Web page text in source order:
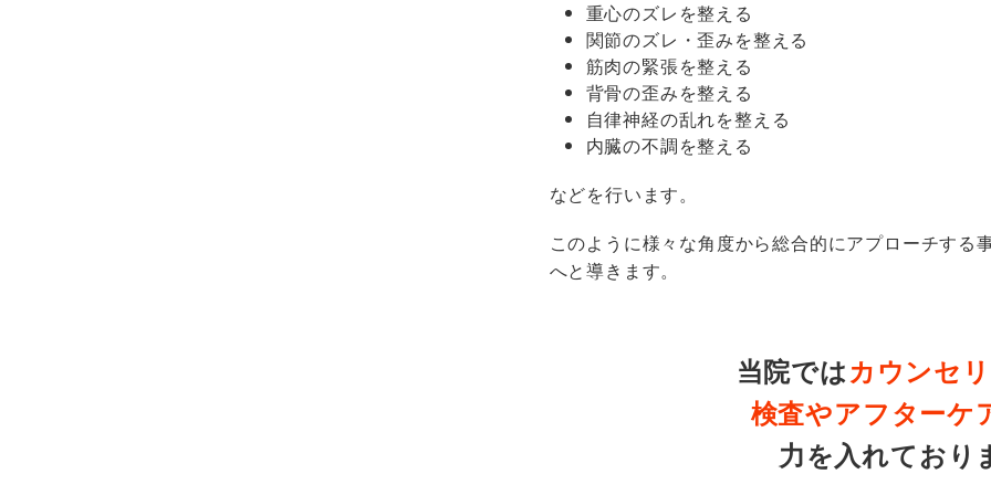
重心のズレを整える
関節のズレ・歪みを整える
筋肉の緊張を整える
背骨の歪みを整える
自律神経の乱れを整える
内臓の不調を整える
などを行います。
このように様々な角度から総合的にアプローチする
へと導きます。
当院では カウンセ
検査やアフターケ
力を入れており